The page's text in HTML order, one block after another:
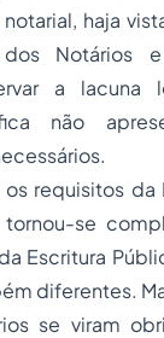
haja
Notários e
a lacuna
não
requisitos da
se
Escritura
diferentes.
se viram